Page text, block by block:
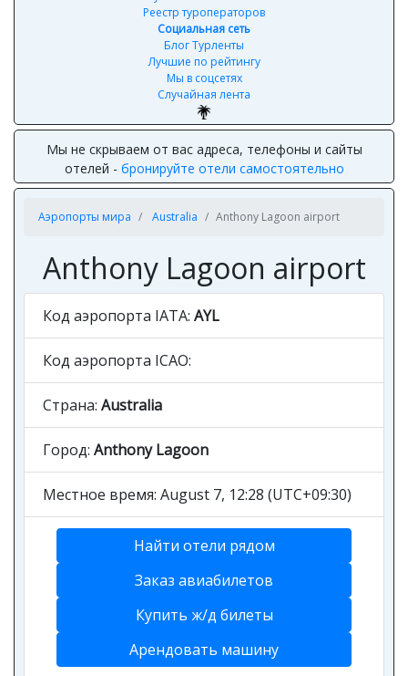
Реестр туроператоров
Социальная сеть
Блог Турленты
Лучшие по рейтингу
Мы в соцсетях
Случайная лента
Мы не скрываем от вас адреса, телефоны и сайты
отелей - бронируйте отели самостоятельно
Аэропорты мира Australia Anthony Lagoon airport
Anthony Lagoon airport
Код аэропорта IATA: AYL
Код аэропорта ICAO:
Страна: Australia
Город: Anthony Lagoon
Местное время: August 7, 12:28 (UTC+09:30)
Найти отели рядом
Заказ авиабилетов
Купить ж/д билеты
Арендовать машину